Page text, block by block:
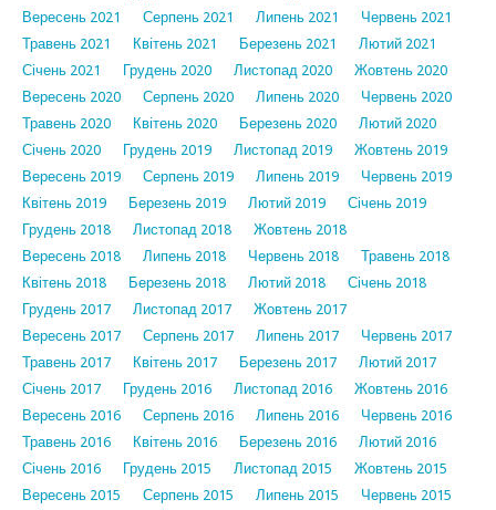
Вересень 2021
Серпень 2021 Липень 2021
Червень 2021
Травень 2021
Квітень 2021 Березень 2021
Лютий 2021
Січень 2021
Грудень 2020 Листопад 2020
Жовтень 2020
Вересень 2020
Серпень 2020 Липень 2020
Червень 2020
Травень 2020
Квітень 2020 Березень 2020
Лютий 2020
Січень 2020
Грудень 2019 Листопад 2019
Жовтень 2019
Вересень 2019
Серпень 2019 Липень 2019
Червень 2019
Квітень 2019
Березень 2019 Лютий 2019
Січень 2019
Грудень 2018
Листопад 2018
Жовтень 2018
Вересень 2018
Липень 2018 Червень 2018
Травень 2018
Квітень 2018
Березень 2018 Лютий 2018
Січень 2018
Грудень 2017
Листопад 2017
Жовтень 2017
Вересень 2017
Серпень 2017 Липень 2017
Червень 2017
Травень 2017
Квітень 2017 Березень 2017
Лютий 2017
Січень 2017
Грудень 2016 Листопад 2016
Жовтень 2016
Вересень 2016
Серпень 2016 Липень 2016
Червень 2016
Травень 2016
Квітень 2016 Березень 2016
Лютий 2016
Січень 2016
Грудень 2015 Листопад 2015
Жовтень 2015
Вересень 2015
Серпень 2015 Липень 2015 Червень 2015